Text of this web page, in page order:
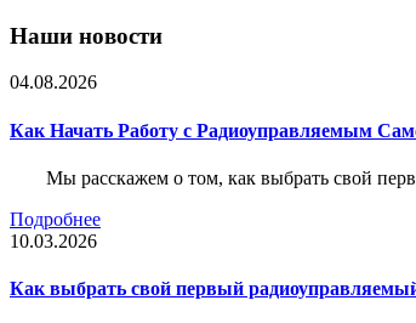
Наши новости
04.08.2026
Как Начать Работу с Радиоуправляемым
Мы расскажем о том, как выбрать свой
Подробнее
10.03.2026
Как выбрать свой первый